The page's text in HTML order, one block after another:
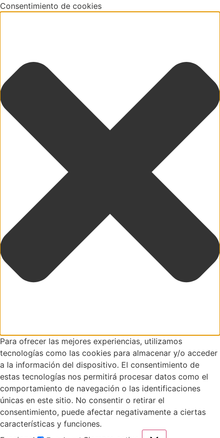
Consentimiento de cookies
Para ofrecer las mejores experiencias, utilizamos
tecnologías como las cookies para almacenar y/o acceder
a la información del dispositivo. El consentimiento de
estas tecnologías nos permitirá procesar datos como el
comportamiento de navegación o las identificaciones
únicas en este sitio. No consentir o retirar el
consentimiento, puede afectar negativamente a ciertas
características y funciones.